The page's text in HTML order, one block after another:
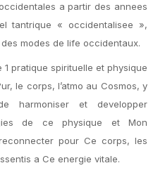
a partir des annees
tantrique « occidentalisee »,
des modes de life occidentaux.
pratique spirituelle et physique
le corps, l’atmo au Cosmos, y
harmoniser et developper
de ce physique et Mon
pour Ce corps, les
a Ce energie vitale.